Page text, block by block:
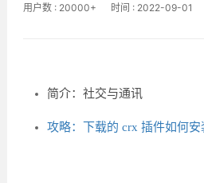
用户数 : 20000+ 时间 : 2022-09-01
简介：社交与通讯
攻略：下载的 crx 插件如何安